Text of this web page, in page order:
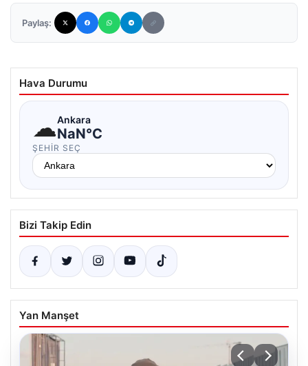
Paylaş:
Hava Durumu
☁Ankara
NaN°C
ŞEHIR SEÇ
Bizi Takip Edin
Yan Manşet